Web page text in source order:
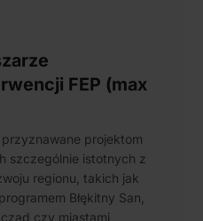
FEP (max
projektom
szczególnie istotnych z
regionu, takich jak
Błękitny San,
czy miastami